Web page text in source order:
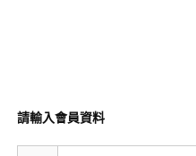
請輸入會員資料